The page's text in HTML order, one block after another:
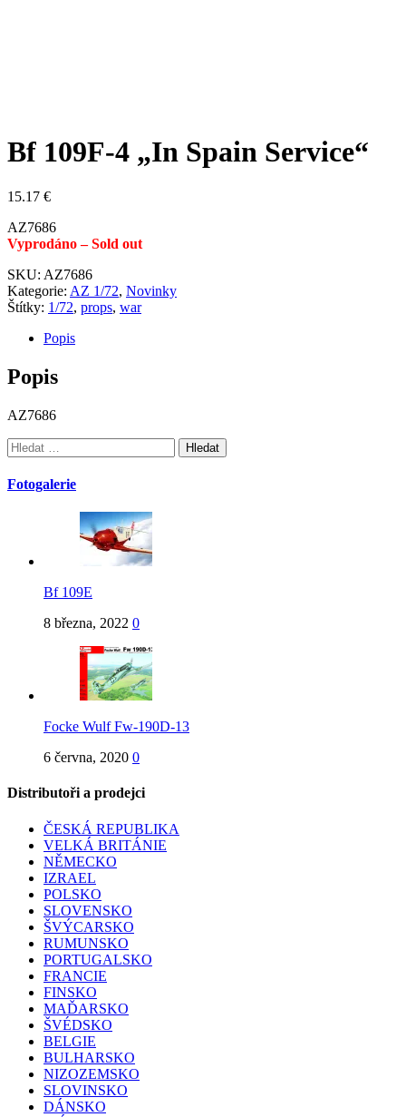
Bf 109F-4 „In Spain Service“
15.17 €
AZ7686
Vyprodáno – Sold out
SKU: AZ7686
Kategorie: AZ 1/72, Novinky
Štítky: 1/72, props, war
Popis
Popis
AZ7686
Vyhledávání
Fotogalerie
Bf 109E
8 března, 2022 0
Focke Wulf Fw-190D-13
6 června, 2020 0
Distributoři a prodejci
ČESKÁ REPUBLIKA
VELKÁ BRITÁNIE
NĚMECKO
IZRAEL
POLSKO
SLOVENSKO
ŠVÝCARSKO
RUMUNSKO
PORTUGALSKO
FRANCIE
FINSKO
MAĎARSKO
ŠVÉDSKO
BELGIE
BULHARSKO
NIZOZEMSKO
SLOVINSKO
DÁNSKO